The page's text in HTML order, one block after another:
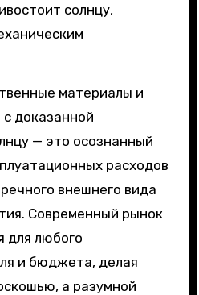
солнцу,
материалы и
с доказанной
— это осознанный
расходов
внешнего вида
Современный рынок
для любого
и бюджета, делая
а разумной